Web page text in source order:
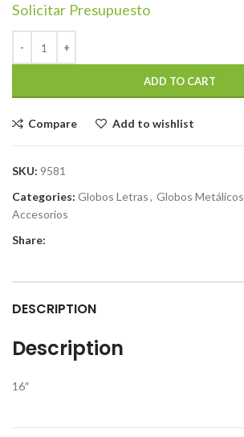
Solicitar Presupuesto
ADD TO CART
Compare Add to wishlist
SKU: 9581
Categories: Globos Letras, Globos Metálicos
Accesorios
Share:
DESCRIPTION
Description
16″